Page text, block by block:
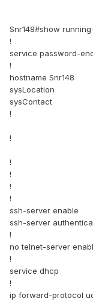
Snr148#show
!
service password-
!
hostname Snr148
sysLocation
sysContact
!
!
!
!
!
!
ssh-server enable
ssh-server
!
no telnet-server
!
service dhcp
!
ip forward-protocol